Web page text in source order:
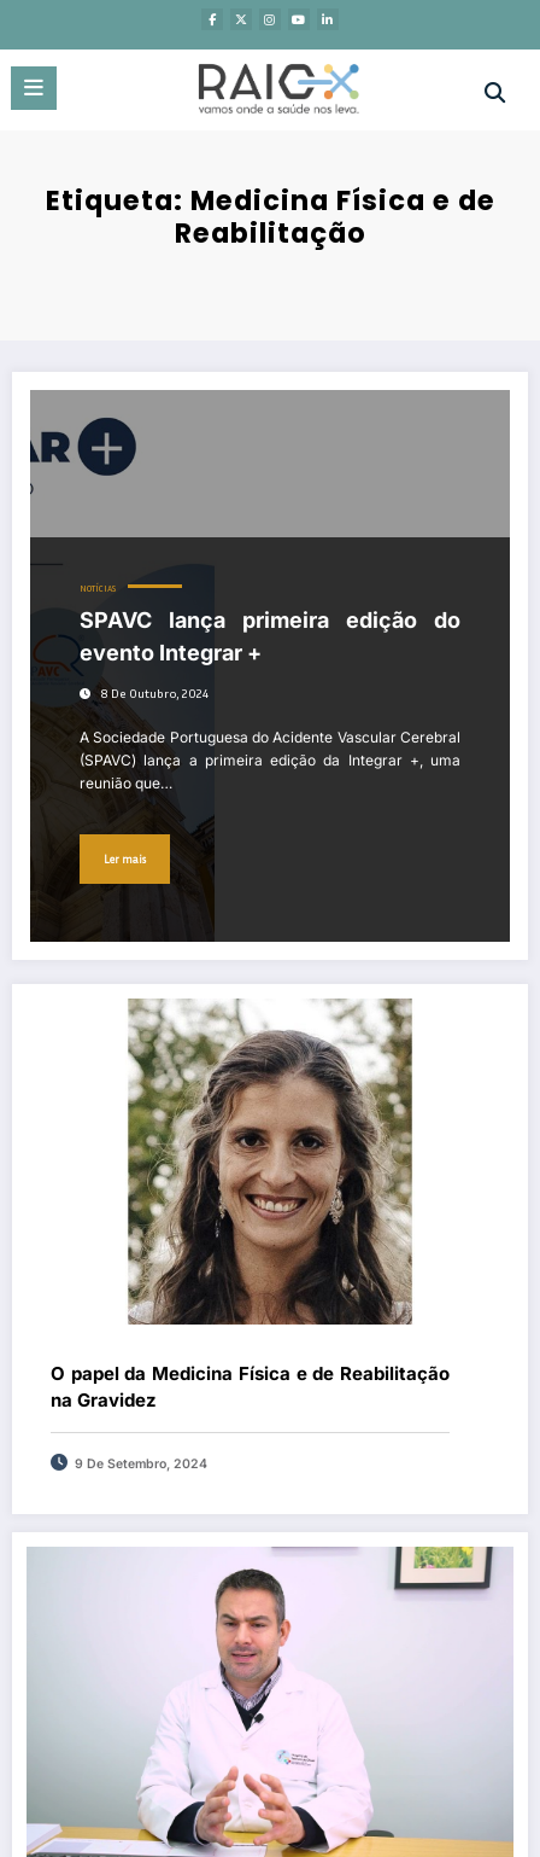
o
conteúdo
Etiqueta: Medicina Física e de
Reabilitação
NOTÍCIAS
SPAVC lança primeira edição do
evento Integrar +
8 De Outubro, 2024
A Sociedade Portuguesa do Acidente Vascular Cerebral
(SPAVC) lança a primeira edição da Integrar +, uma
reunião que…
Ler mais
O papel da Medicina Física e de Reabilitação
na Gravidez
9 De Setembro, 2024